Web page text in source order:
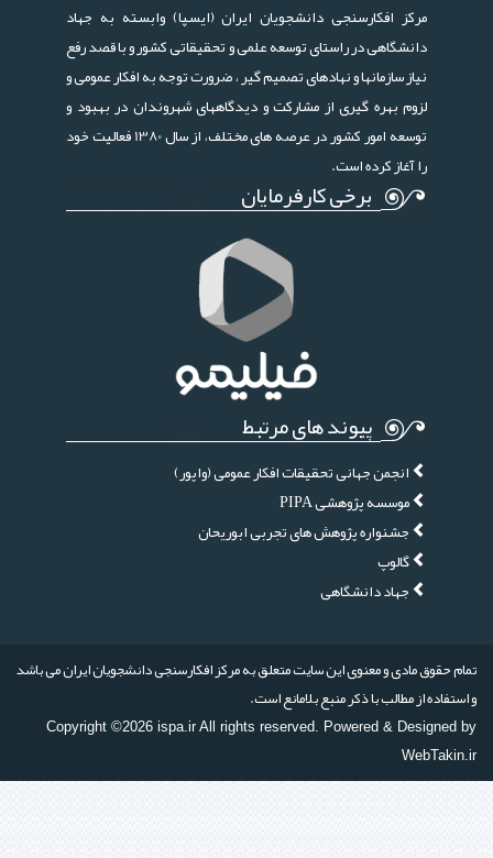
مرکز افکارسنجی دانشجویان ایران (ایسپا) وابسته به جهاد
دانشگاهی در راستای توسعه علمی و تحقیقاتی کشور و با قصد رفع
نیاز سازمانها و نهادهای تصمیم گیر ، ضرورت توجه به افکار عمومی و
لزوم بهره گیری از مشارکت و دیدگاههای شهروندان در بهبود و
توسعه امور کشور در عرصه های مختلف، از سال 1380 فعالیت خود
را آغاز کرده است.
برخی کارفرمایان
پیوند های مرتبط
انجمن جهانی تحقیقات افکار عمومی (واپور)
موسسه پژوهشی PIPA
جشنواره پژوهش های تجربی ابوریحان
گالوپ
جهاد دانشگاهی
تمام حقوق مادی و معنوی این سایت متعلق به مرکز افکارسنجی دانشجویان ایران می باشد
و استفاده از مطالب با ذکر منبع بلامانع است.
Copyright ©2026 ispa.ir All rights reserved. Powered & Designed by
WebTakin.ir